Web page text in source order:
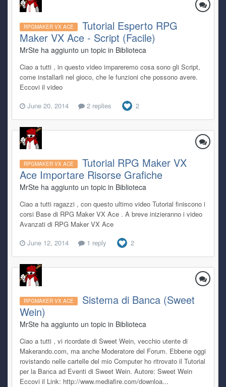
RPGMAKER VX ACE
Tutorial Esperto RPG
Maker VX Ace - Script (Facile)
MrSte ha aggiunto un topic in Biblioteca
Ciao a tutti , in questo video impareremo cosa sono gli Script,
come installarli nel gioco, che le funzioni che possono avere.
Eccovi il video
June 20, 2014
2 replies 2
RPGMAKER VX ACE
Tutorial RPG Maker VX
Ace Importare Risorse Grafiche
MrSte ha aggiunto un topic in Biblioteca
Ciao a tutti ragazzi , con questo ultimo video Tutorial finiscono i
corsi Base di RPG Maker VX Ace . A breve inizieranno i video
Avanzati di RPG Maker VX Ace
June 12, 2014
1 reply 2
RPGMAKER VX ACE
Sistema di Banca (Sweet
Wein)
MrSte ha aggiunto un topic in Biblioteca
Ciao a tutti , vi ricordate di Sweet Wein, vecchio utente di
Makerando.com, ma anche Moderatore del Forum. Ebbene oggi
rovistando nelle cartelle del mio Computer ho ritrovato il Tutorial
per la Banca ad Eventi di Sweet Wein. Autore: Sweet Wein
Eccovi il Link: http://www.mediafire.com/downloa...